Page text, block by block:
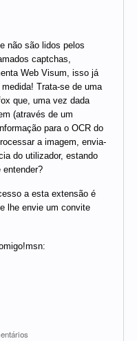
não são lidos pelos
captchas,
Web Visum, isso já
Trata-se de uma
que, uma vez dada
(através de um
para o OCR do
a imagem, envia-
do utilizador, estando
entender?
a esta extensão é
lhe envie um convite